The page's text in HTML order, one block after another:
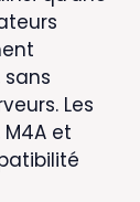
Les
et